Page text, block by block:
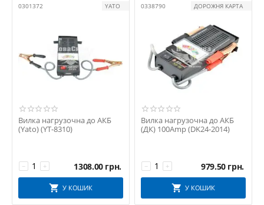
0301372 YATO
Вилка нагрузочна до АКБ
(Yato) (YT-8310)
+
− 1308.00 грн.
У КОШИК
0338790 ДОРОЖНЯ КАРТА
Вилка нагрузочна до АКБ
(ДК) 100Amp (DK24-2014)
+
− 979.50 грн.
У КОШИК